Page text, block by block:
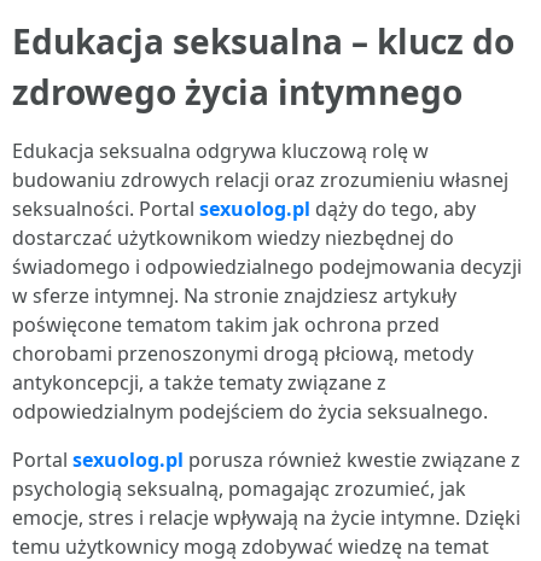
Edukacja seksualna – klucz do
zdrowego życia intymnego
Edukacja seksualna odgrywa kluczową rolę w
budowaniu zdrowych relacji oraz zrozumieniu własnej
seksualności. Portal sexuolog.pl dąży do tego, aby
dostarczać użytkownikom wiedzy niezbędnej do
świadomego i odpowiedzialnego podejmowania decyzji
w sferze intymnej. Na stronie znajdziesz artykuły
poświęcone tematom takim jak ochrona przed
chorobami przenoszonymi drogą płciową, metody
antykoncepcji, a także tematy związane z
odpowiedzialnym podejściem do życia seksualnego.
Portal sexuolog.pl porusza również kwestie związane z
psychologią seksualną, pomagając zrozumieć, jak
emocje, stres i relacje wpływają na życie intymne. Dzięki
temu użytkownicy mogą zdobywać wiedzę na temat